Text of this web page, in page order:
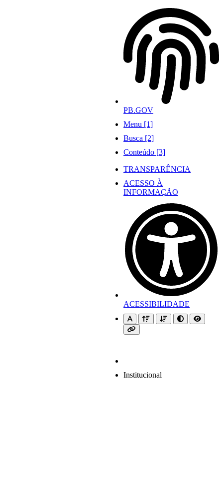
PB.GOV
Menu [1]
Busca [2]
Conteúdo [3]
TRANSPARÊNCIA
ACESSO À
INFORMAÇÃO
ACESSIBILIDADE
Institucional